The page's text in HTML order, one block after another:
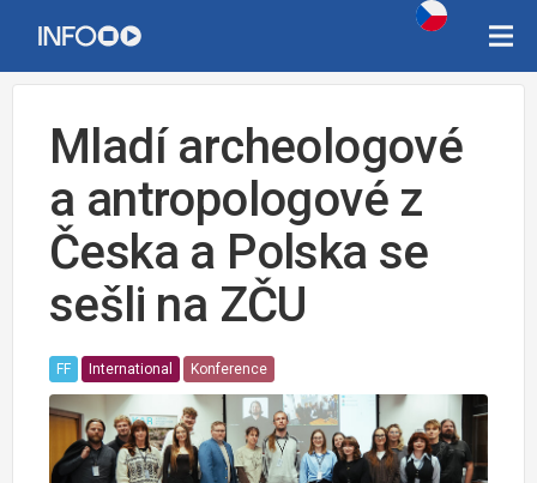
Mladí archeologové
a antropologové z
Česka a Polska se
sešli na ZČU
FF International Konference